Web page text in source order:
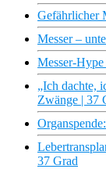
Gefährlicher
Messer –
Messer-
„Ich dachte,
Zwänge | 37
37 Grad